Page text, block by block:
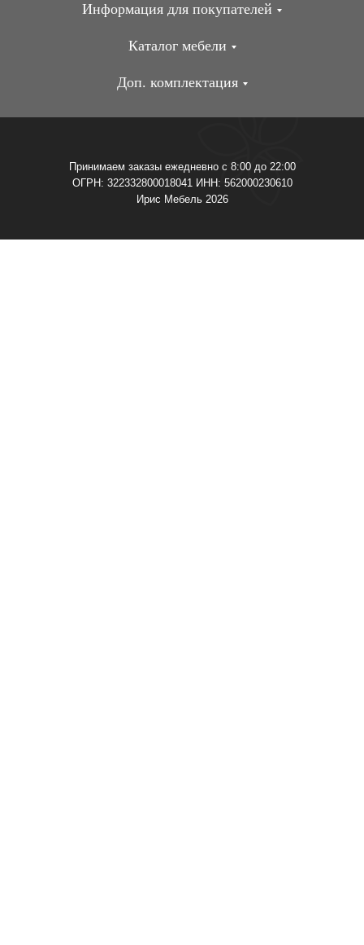
Информация для покупателей
Каталог мебели
Доп. комплектация
Принимаем заказы ежедневно с 8:00 до 22:00
ОГРН: 322332800018041 ИНН: 562000230610
Ирис Мебель 2026